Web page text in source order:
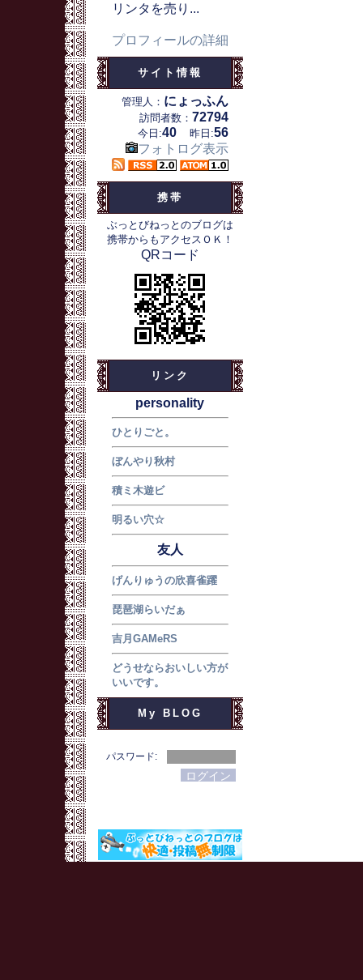
リンタを売り...
プロフィールの詳細
サイト情報
管理人： にょっふん
訪問者数： 72794
今日:40 昨日:56
フォトログ表示
携帯
ぶっとびねっとのブログは
携帯からもアクセスＯＫ！
QRコード
リンク
personality
ひとりごと。
ぼんやり秋村
積ミ木遊ビ
明るい穴☆
友人
げんりゅうの欣喜雀躍
琵琶湖らいだぁ
吉月GAMeRS
どうせならおいしい方が
いいです。
My BLOG
パスワード: